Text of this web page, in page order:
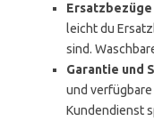
leicht du
sind.
Garantie und
und
Kundendienst